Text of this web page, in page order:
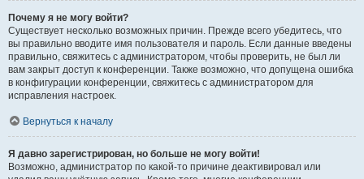
Почему я не могу войти?
Существует несколько возможных причин. Прежде всего убедитесь, что
вы правильно вводите имя пользователя и пароль. Если данные введены
правильно, свяжитесь с администратором, чтобы проверить, не был ли
вам закрыт доступ к конференции. Также возможно, что допущена ошибка
в конфигурации конференции, свяжитесь с администратором для
исправления настроек.
Вернуться к началу
Я давно зарегистрирован, но больше не могу войти!
Возможно, администратор по какой-то причине деактивировал или